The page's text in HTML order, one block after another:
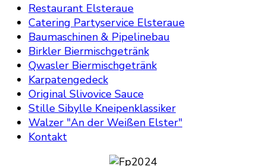
Restaurant Elsteraue
Catering Partyservice Elsteraue
Baumaschinen & Pipelinebau
Birkler Biermischgetränk
Qwasler Biermischgetränk
Karpatengedeck
Original Slivovice Sauce
Stille Sibylle Kneipenklassiker
Walzer "An der Weißen Elster"
Kontakt